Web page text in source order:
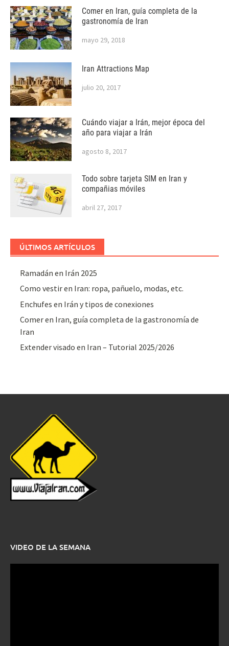
Comer en Iran, guía completa de la
gastronomía de Iran
mayo 29, 2018
Iran Attractions Map
julio 20, 2017
Cuándo viajar a Irán, mejor época del
año para viajar a Irán
agosto 8, 2017
Todo sobre tarjeta SIM en Iran y
compañias móviles
abril 27, 2017
ÚLTIMOS ARTÍCULOS
Ramadán en Irán 2025
Como vestir en Iran: ropa, pañuelo, modas, etc.
Enchufes en Irán y tipos de conexiones
Comer en Iran, guía completa de la gastronomía de
Iran
Extender visado en Iran – Tutorial 2025/2026
VIDEO DE LA SEMANA